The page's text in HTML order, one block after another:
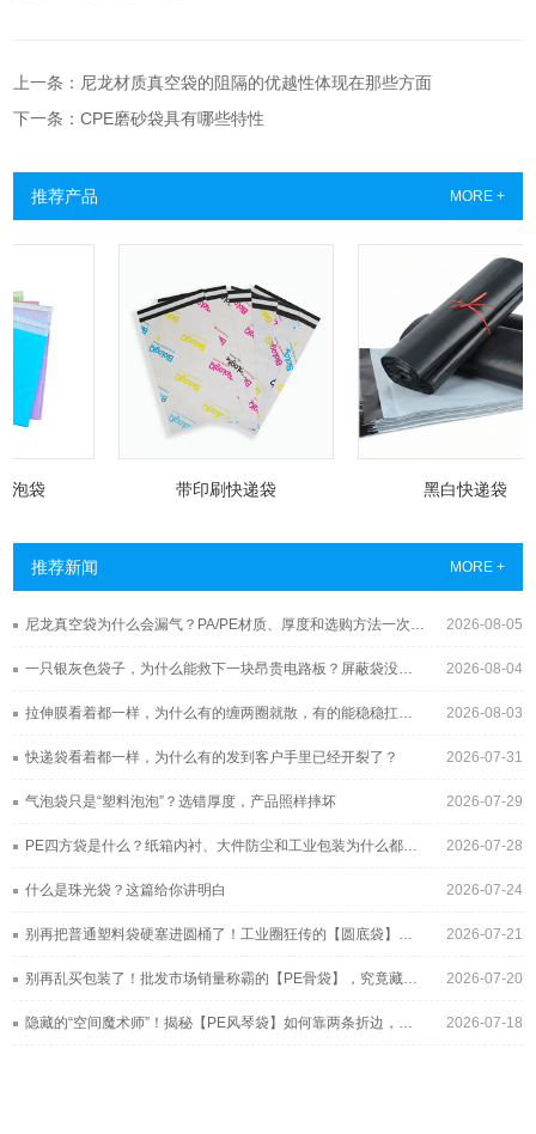
上一条：尼龙材质真空袋的阻隔的优越性体现在那些方面
下一条：CPE磨砂袋具有哪些特性
推荐产品 MORE +
袋 带印刷快递袋 黑白快递袋
推荐新闻 MORE +
2026-08-05
尼龙真空袋为什么会漏气？PA/PE材质、厚度和选购方法一次讲清
2026-08-04
一只银灰色袋子，为什么能救下一块昂贵电路板？屏蔽袋没你想得那么简单
2026-08-03
拉伸膜看着都一样，为什么有的缠两圈就散，有的能稳稳扛过长途运输？
2026-07-31
快递袋看着都一样，为什么有的发到客户手里已经开裂了？
2026-07-29
气泡袋只是“塑料泡泡”？选错厚度，产品照样摔坏
2026-07-28
PE四方袋是什么？纸箱内衬、大件防尘和工业包装为什么都在用它
2026-07-24
什么是珠光袋？这篇给你讲明白
2026-07-21
别再把普通塑料袋硬塞进圆桶了！工业圈狂传的【圆底袋】，究竟凭什么帮工厂年省几十万？
2026-07-20
别再乱买包装了！批发市场销量称霸的【PE骨袋】，究竟藏着多少不为人知的采购黑幕？
2026-07-18
隐藏的“空间魔术师”！揭秘【PE风琴袋】如何靠两条折边，疯狂收割工业与大健康包装的百亿市场？